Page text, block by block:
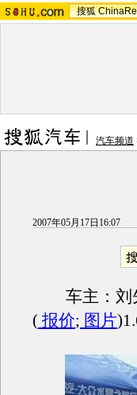
搜狐
汽车频道
2007年05月17日16:07
车主：刘
( 报价; 图片